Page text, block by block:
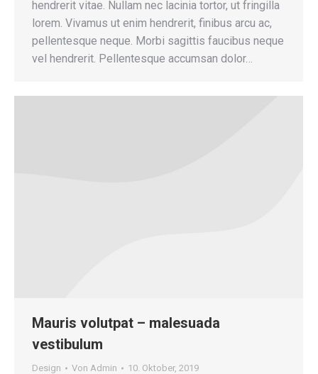
hendrerit vitae. Nullam nec lacinia tortor, ut fringilla
lorem. Vivamus ut enim hendrerit, finibus arcu ac,
pellentesque neque. Morbi sagittis faucibus neque
vel hendrerit. Pellentesque accumsan dolor…
Mauris volutpat – malesuada
vestibulum
Design Von Admin 10. Oktober, 2019